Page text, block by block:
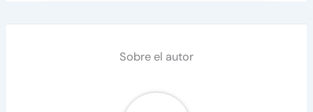
Sobre el autor